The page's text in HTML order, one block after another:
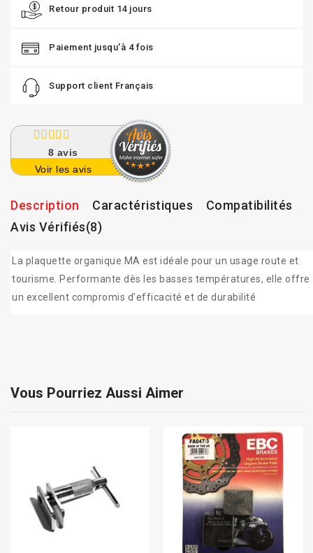
Retour produit 14 jours
Paiement jusqu'à 4 fois
Support client Français
8 avis
Voir les avis
Description Caractéristiques
Compatibilités
Avis Vérifiés(8)
La plaquette organique MA est idéale pour un usage route et
tourisme. Performante dès les basses températures, elle offre
un excellent compromis d’efficacité et de durabilité
Vous Pourriez Aussi Aimer